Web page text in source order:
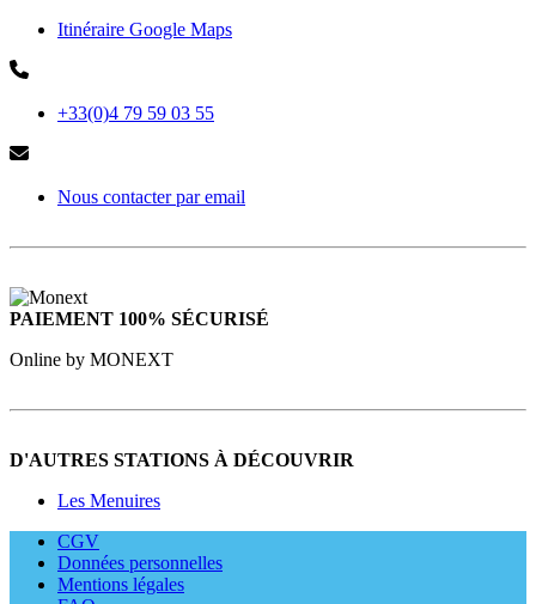
Itinéraire Google Maps
+33(0)4 79 59 03 55
Nous contacter par email
PAIEMENT 100% SÉCURISÉ
Online by MONEXT
D'AUTRES STATIONS À DÉCOUVRIR
Les Menuires
CGV
Données personnelles
Mentions légales